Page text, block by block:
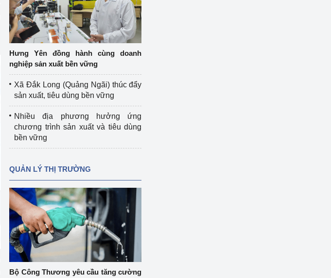
Hưng Yên đồng hành cùng doanh
nghiệp sản xuất bền vững
Xã Đắk Long (Quảng Ngãi) thúc đẩy
sản xuất, tiêu dùng bền vững
Nhiều địa phương hưởng ứng
chương trình sản xuất và tiêu dùng
bền vững
QUẢN LÝ THỊ TRƯỜNG
Bộ Công Thương yêu cầu tăng cường